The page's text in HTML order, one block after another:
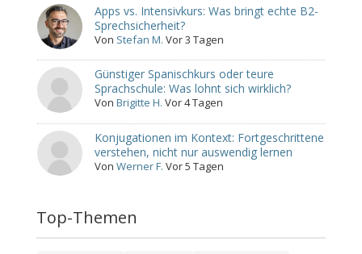
Apps vs. Intensivkurs: Was bringt echte B2-
Sprechsicherheit?
Von Stefan M. Vor 3 Tagen
Günstiger Spanischkurs oder teure
Sprachschule: Was lohnt sich wirklich?
VonBrigitte H. Vor 4 Tagen
Konjugationen im Kontext: Fortgeschrittene
verstehen, nicht nur auswendig lernen
VonWerner F. Vor 5 Tagen
Top-Themen